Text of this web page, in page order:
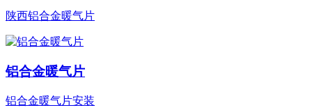
陕西铝合金暖气片
铝合金暖气片
铝合金暖气片安装